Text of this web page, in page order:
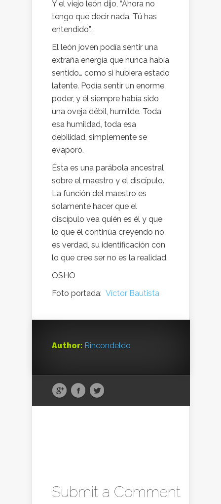
Y el viejo león dijo, “Ahora no
tengo que decir nada. Tú has
entendido”.
El león joven podía sentir una
extraña energía que nunca había
sentido… como si hubiera estado
latente. Podía sentir un enorme
poder, y él siempre había sido
una oveja débil, humilde. Toda
esa humildad, toda esa
debilidad, simplemente se
evaporó.
Ésta es una parábola ancestral
sobre el maestro y el discípulo.
La función del maestro es
solamente hacer que el
discípulo vea quién es él y que
lo que él continúa creyendo no
es verdad, su identificación con
lo que cree ser no es la realidad.
OSHO
Foto portada: Víctor Bautista
Author: Rincondeldo
Submit a Comment